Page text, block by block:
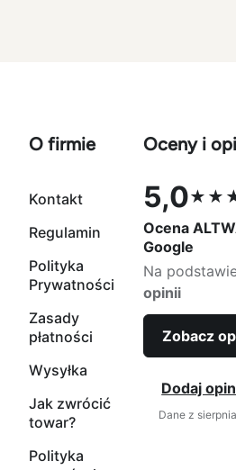
O firmie
Kontakt
Regulamin
Polityka
Prywatności
Zasady
płatności
Wysyłka
Jak zwrócić
towar?
Polityka
Oceny i
5,0
Ocena 5,0
Ocena
Google
Na
opinii
Zobacz
Dodaj
Dane z